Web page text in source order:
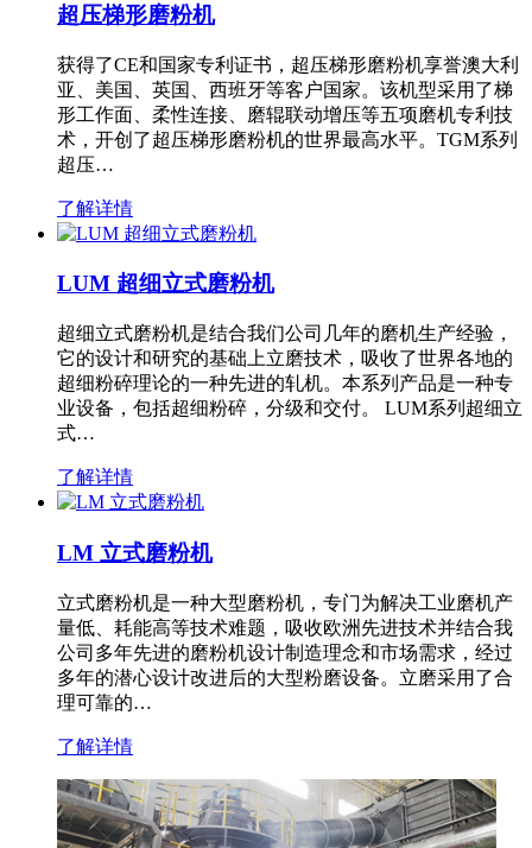
超压梯形磨粉机
获得了CE和国家专利证书，超压梯形磨粉机享誉澳大利
亚、美国、英国、西班牙等客户国家。该机型采用了梯
形工作面、柔性连接、磨辊联动增压等五项磨机专利技
术，开创了超压梯形磨粉机的世界最高水平。TGM系列
超压…
了解详情
LUM 超细立式磨粉机
超细立式磨粉机是结合我们公司几年的磨机生产经验，
它的设计和研究的基础上立磨技术，吸收了世界各地的
超细粉碎理论的一种先进的轧机。本系列产品是一种专
业设备，包括超细粉碎，分级和交付。 LUM系列超细立
式…
了解详情
LM 立式磨粉机
立式磨粉机是一种大型磨粉机，专门为解决工业磨机产
量低、耗能高等技术难题，吸收欧洲先进技术并结合我
公司多年先进的磨粉机设计制造理念和市场需求，经过
多年的潜心设计改进后的大型粉磨设备。立磨采用了合
理可靠的…
了解详情